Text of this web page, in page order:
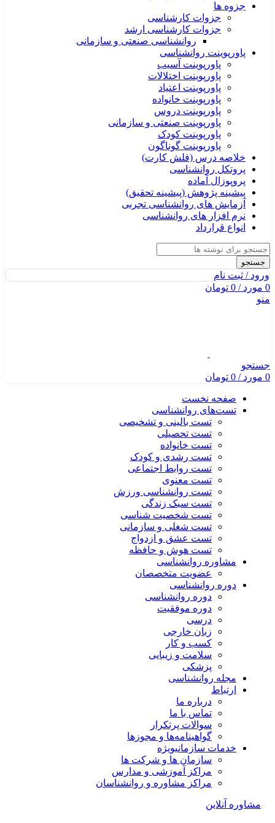
جزوه ها
جزوات کارشناسی
جزوات کارشناسی ارشد
روانشناسی صنعتی و سازمانی
پاورپوینت روانشناسی
پاورپوینت آسیب
پاورپوینت اختلالات
پاورپوینت اعتیاد
پاورپوینت خانواده
پاورپوینت دروس
پاورپوینت صنعتی و سازمانی
پاورپوینت کودک
پاورپوینت گوناگون
خلاصه درس (فلش کارت)
پروتکل روانشناسی
پروپوزال آماده
پیشینه پژوهش (پیشینه تحقیق)
آزمایش های روانشناسی تجربی
نرم افزار های روانشناسی
انواع قرارداد
جستجو
ورود / ثبت نام
0 مورد/
0 تومان
منو
جستجو
0 مورد/
0 تومان
صفحه نخست
تست‌های روانشناسی
تست بالینی و تشخیصی
تست تحصیلی
تست خانواده
تست رشدی و کودک
تست روابط اجتماعی
تست معنوی
تست روانشناسی ورزش
تست سبک زندگی
تست شخصیت شناسی
تست شغلی و سازمانی
تست عشق و ازدواج
تست هوش و حافظه
مشاوره روانشناسی
عضویت متخصصان
دوره روانشناسی
دوره روانشناسی
دوره موفقیت
درسی
زبان خارجی
کسب و کار
سلامت و زیبایی
پزشکی
مجله روانشناسی
ارتباط
درباره ما
تماس با ما
سوالات پرتکرار
گواهینامه‌ها و مجوزها
خدمات سازمانیویژه
سازمان ها و شرکت ها
مراکز آموزشی و مدارس
مراکز مشاوره و روانشناسان
مشاوره آنلاین